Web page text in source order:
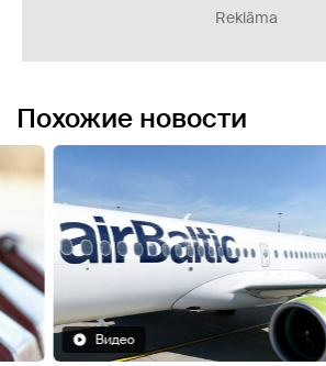
Reklāma
Похожие новости
Видео